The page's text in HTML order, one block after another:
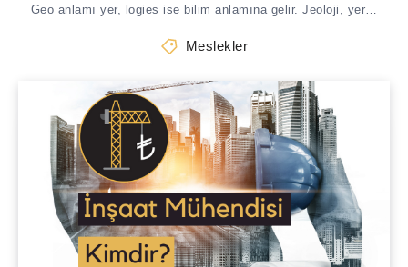
Geo anlamı yer, logies ise bilim anlamına gelir. Jeoloji, yer…
Meslekler